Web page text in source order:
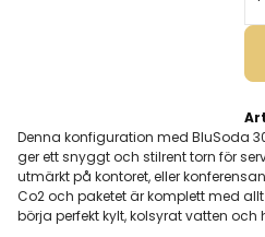
Denna konfiguration med BluSoda
ger ett snyggt och stilrent torn för
utmärkt på kontoret, eller
Co2 och paketet är komplett med
börja perfekt kylt, kolsyrat vatten